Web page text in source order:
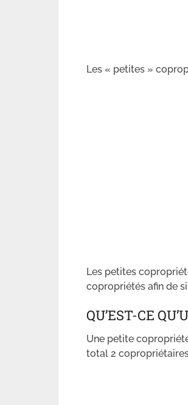
Les « petites »
Les petites
copropriétés afin de
QU’EST-CE
Une petite
total 2